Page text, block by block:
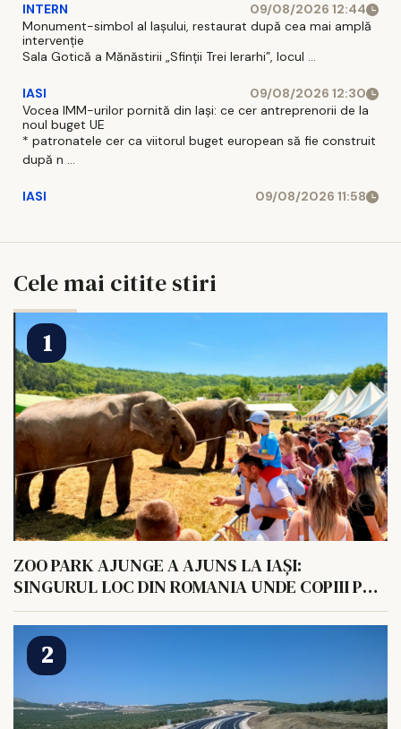
INTERN
09/08/2026 12:44
Monument-simbol al Iaşului, restaurat după cea mai amplă
intervenţie
Sala Gotică a Mănăstirii „Sfinţii Trei Ierarhi”, locul ...
IASI
09/08/2026 12:30
Vocea IMM-urilor pornită din Iași: ce cer antreprenorii de la
noul buget UE
* patronatele cer ca viitorul buget european să fie construit
după n ...
IASI 09/08/2026 11:58
Cele mai citite stiri
ZOO PARK AJUNGE A AJUNS LA IAȘI:
SINGURUL LOC DIN ROMANIA UNDE COPIII POT
HRANI UN ELEFANT